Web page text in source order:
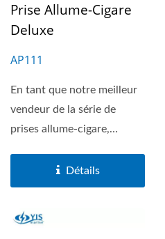
Prise Allume-Cigare
Deluxe
AP111
En tant que notre meilleur
vendeur de la série de
prises allume-cigare,
Détails